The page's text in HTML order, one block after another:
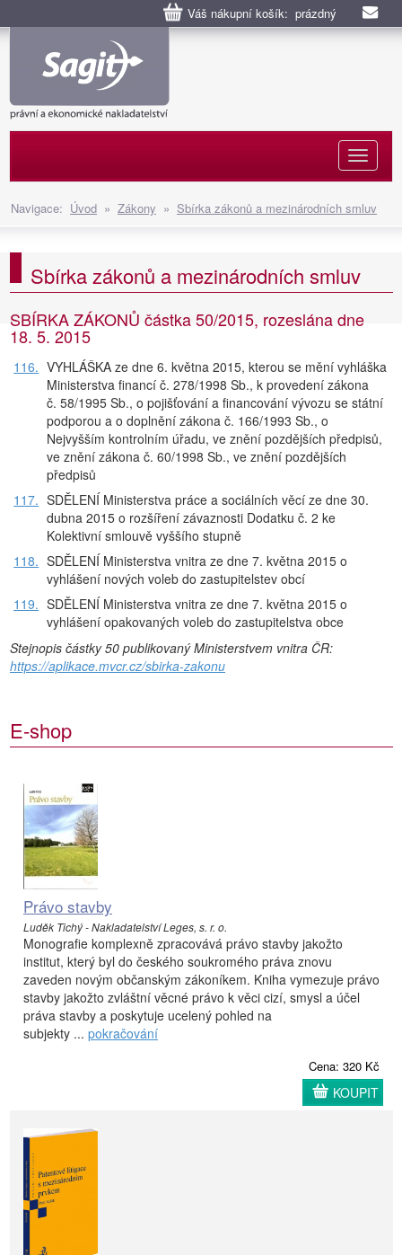
Váš nákupní košík: prázdný
Navigace: Úvod » Zákony » Sbírka zákonů a mezinárodních smluv
Sbírka zákonů a mezinárodních smluv
SBÍRKA ZÁKONŮ částka 50/2015, rozeslána dne
18. 5. 2015
116. VYHLÁŠKA ze dne 6. května 2015, kterou se mění vyhláška
Ministerstva financí č. 278/1998 Sb., k provedení zákona
č. 58/1995 Sb., o pojišťování a financování vývozu se státní
podporou a o doplnění zákona č. 166/1993 Sb., o
Nejvyšším kontrolním úřadu, ve znění pozdějších předpisů,
ve znění zákona č. 60/1998 Sb., ve znění pozdějších
předpisů
117. SDĚLENÍ Ministerstva práce a sociálních věcí ze dne 30.
dubna 2015 o rozšíření závaznosti Dodatku č. 2 ke
Kolektivní smlouvě vyššího stupně
118. SDĚLENÍ Ministerstva vnitra ze dne 7. května 2015 o
vyhlášení nových voleb do zastupitelstev obcí
119. SDĚLENÍ Ministerstva vnitra ze dne 7. května 2015 o
vyhlášení opakovaných voleb do zastupitelstva obce
Stejnopis částky 50 publikovaný Ministerstvem vnitra ČR:
https://aplikace.mvcr.cz/sbirka-zakonu
E-shop
Právo stavby
Luděk Tichý - Nakladatelství Leges, s. r. o.
Monografie komplexně zpracovává právo stavby jakožto
institut, který byl do českého soukromého práva znovu
zaveden novým občanským zákoníkem. Kniha vymezuje právo
stavby jakožto zvláštní věcné právo k věci cizí, smysl a účel
práva stavby a poskytuje ucelený pohled na
subjekty ... pokračování
Cena: 320 Kč
KOUPIT